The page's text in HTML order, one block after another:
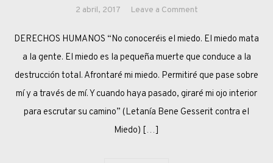
2 abril, 2017 Leave a Commenton
TIENEN
MIEDO”
DERECHOS HUMANOS “No conoceréis el miedo. El miedo mata
a la gente. El miedo es la pequeña muerte que conduce a la
destrucción total. Afrontaré mi miedo. Permitiré que pase sobre
mí y a través de mí. Y cuando haya pasado, giraré mi ojo interior
para escrutar su camino” (Letanía Bene Gesserit contra el
Miedo) […]